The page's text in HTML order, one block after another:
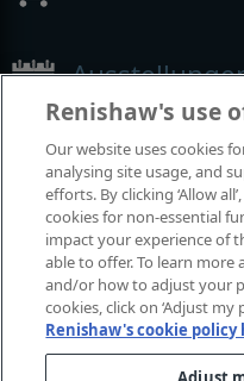
Renishaw's use
Our website uses cookies
analysing site usage, and
efforts. By clicking ‘Allow
cookies for non-essential
impact your experience of
able to offer. To learn more
and/or how to adjust your
cookies, click on ‘Adjust my
Renishaw's cookie policy